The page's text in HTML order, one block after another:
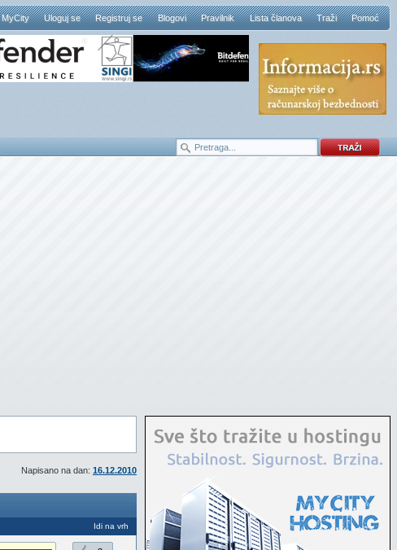
MyCity Uloguj se Registruj se Blogovi Pravilnik Lista članova Traži Pomoć
Napisano na dan: 16.12.2010
Idi na vrh